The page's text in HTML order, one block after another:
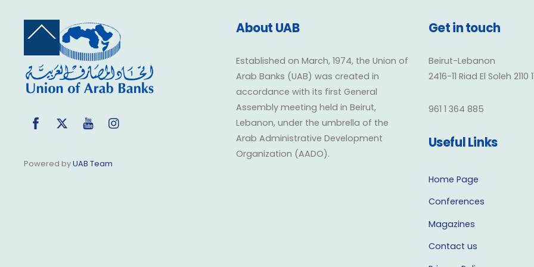
Back
Top
Facebook
Twitter YouTube
Powered byUAB Team
About UAB
Established on March, 1974, the Union of
Arab Banks (UAB) was created in
accordance with its first General
Assembly meeting held in Beirut,
Lebanon, under the umbrella of the
Arab Administrative Development
Organization (AADO).
Get in touch
Beirut-Lebanon
2416-11 Riad El Soleh 2110
961 1 364 885
Useful Links
Home Page
Conferences
Magazines
Contact us